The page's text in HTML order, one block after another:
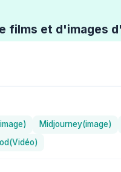
films et d'images
Midjourney(image)